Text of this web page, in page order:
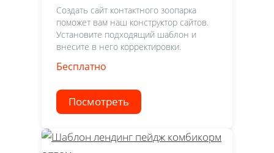
Создать сайт контактного зоопарка
поможет вам наш конструктор сайтов.
Установите подходящий шаблон и
внесите в него корректировки.
Бесплатно
Посмотреть